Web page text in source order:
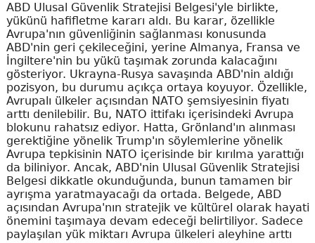
ABD Ulusal Güvenlik Stratejisi Belgesi'yle birlikte,
yükünü hafifletme kararı aldı. Bu karar, özellikle
Avrupa'nın güvenliğinin sağlanması konusunda
ABD'nin geri çekileceğini, yerine Almanya, Fransa ve
İngiltere'nin bu yükü taşımak zorunda kalacağını
gösteriyor. Ukrayna-Rusya savaşında ABD'nin aldığı
pozisyon, bu durumu açıkça ortaya koyuyor. Özellikle,
Avrupalı ülkeler açısından NATO şemsiyesinin fiyatı
arttı denilebilir. Bu, NATO ittifakı içerisindeki Avrupa
blokunu rahatsız ediyor. Hatta, Grönland'ın alınması
gerektiğine yönelik Trump'ın söylemlerine yönelik
Avrupa tepkisinin NATO içerisinde bir kırılma yarattığı
da biliniyor. Ancak, ABD'nin Ulusal Güvenlik Stratejisi
Belgesi dikkatle okunduğunda, bunun tamamen bir
ayrışma yaratmayacağı da ortada. Belgede, ABD
açısından Avrupa'nın stratejik ve kültürel olarak hayati
önemini taşımaya devam edeceği belirtiliyor. Sadece
paylaşılan yük miktarı Avrupa ülkeleri aleyhine arttı